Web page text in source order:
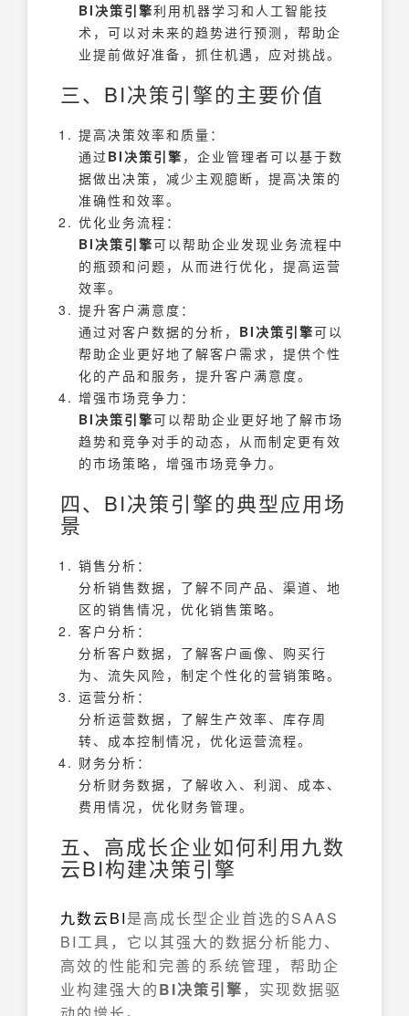
BI决策引擎利用机器学习和人工智能技
术，可以对未来的趋势进行预测，帮助企
业提前做好准备，抓住机遇，应对挑战。
三、BI决策引擎的主要价值
提高决策效率和质量：
通过 BI决策引擎 ，企业管理者可以基于数
据做出决策，减少主观臆断，提高决策的
准确性和效率。
优化业务流程：
BI决策引擎可以帮助企业发现业务流程中
的瓶颈和问题，从而进行优化，提高运营
效率。
提升客户满意度：
通过对客户数据的分析， BI决策引擎可以
帮助企业更好地了解客户需求，提供个性
化的产品和服务，提升客户满意度。
增强市场竞争力：
BI决策引擎可以帮助企业更好地了解市场
趋势和竞争对手的动态，从而制定更有效
的市场策略，增强市场竞争力。
四、BI决策引擎的典型应用场
景
销售分析：
分析销售数据，了解不同产品、渠道、地
区的销售情况，优化销售策略。
客户分析：
分析客户数据，了解客户画像、购买行
为、流失风险，制定个性化的营销策略。
运营分析：
分析运营数据，了解生产效率、库存周
转、成本控制情况，优化运营流程。
财务分析：
分析财务数据，了解收入、利润、成本、
费用情况，优化财务管理。
五、高成长企业如何利用九数
云BI构建决策引擎
九数云BI是高成长型企业首选的SAAS
BI工具，它以其强大的数据分析能力、
高效的性能和完善的系统管理，帮助企
业构建强大的BI决策引擎 ，实现数据驱